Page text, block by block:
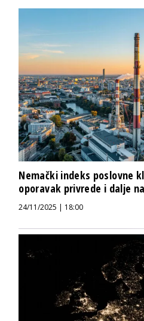
Nemački indeks poslovne
oporavak privrede i dalje
24/11/2025 | 18:00